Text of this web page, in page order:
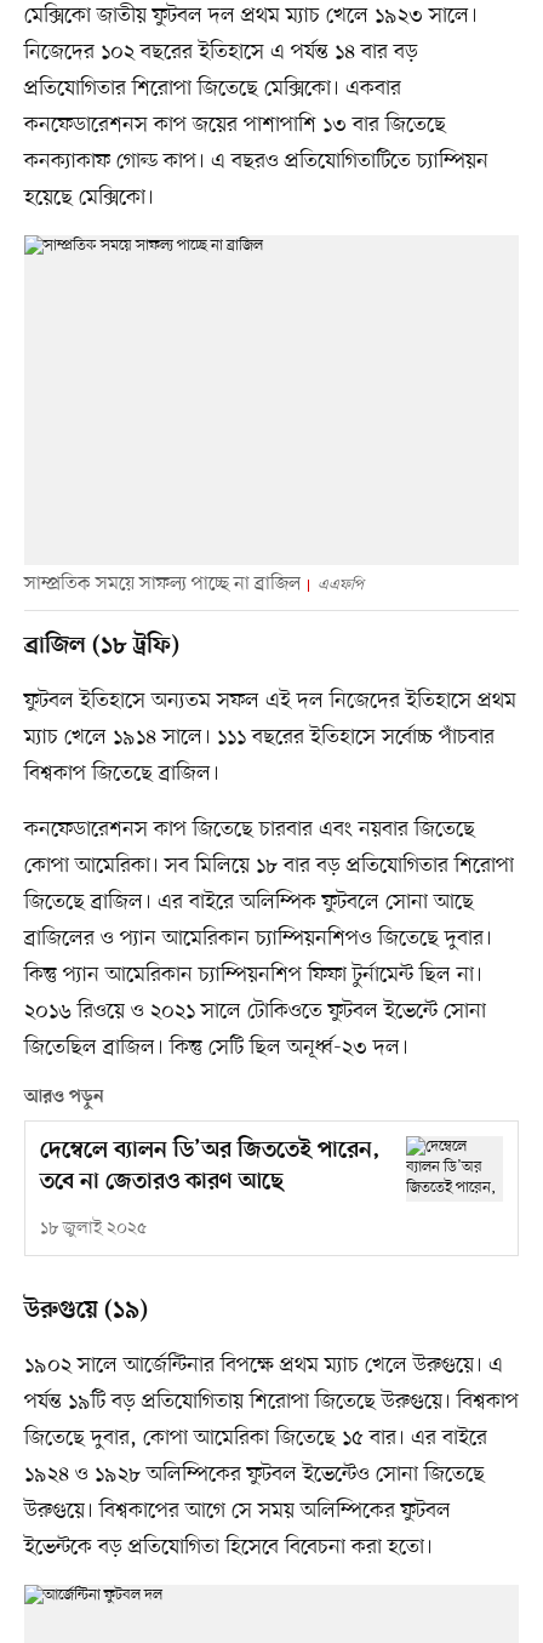
মেক্সিকো জাতীয় ফুটবল দল প্রথম ম্যাচ খেলে ১৯২৩ সালে।
নিজেদের ১০২ বছরের ইতিহাসে এ পর্যন্ত ১৪ বার বড়
প্রতিযোগিতার শিরোপা জিতেছে মেক্সিকো। একবার
কনফেডারেশনস কাপ জয়ের পাশাপাশি ১৩ বার জিতেছে
কনক্যাকাফ গোল্ড কাপ। এ বছরও প্রতিযোগিতাটিতে চ্যাম্পিয়ন
হয়েছে মেক্সিকো।
সাম্প্রতিক সময়ে সাফল্য পাচ্ছে না ব্রাজিল এএফপি
ব্রাজিল (১৮ ট্রফি)
ফুটবল ইতিহাসে অন্যতম সফল এই দল নিজেদের ইতিহাসে প্রথম
ম্যাচ খেলে ১৯১৪ সালে। ১১১ বছরের ইতিহাসে সর্বোচ্চ পাঁচবার
বিশ্বকাপ জিতেছে ব্রাজিল।
কনফেডারেশনস কাপ জিতেছে চারবার এবং নয়বার জিতেছে
কোপা আমেরিকা। সব মিলিয়ে ১৮ বার বড় প্রতিযোগিতার শিরোপা
জিতেছে ব্রাজিল। এর বাইরে অলিম্পিক ফুটবলে সোনা আছে
ব্রাজিলের ও প্যান আমেরিকান চ্যাম্পিয়নশিপও জিতেছে দুবার।
কিন্তু প্যান আমেরিকান চ্যাম্পিয়নশিপ ফিফা টুর্নামেন্ট ছিল না।
২০১৬ রিওয়ে ও ২০২১ সালে টোকিওতে ফুটবল ইভেন্টে সোনা
জিতেছিল ব্রাজিল। কিন্তু সেটি ছিল অনূর্ধ্ব-২৩ দল।
আরও পড়ুন
দেম্বেলে ব্যালন ডি’অর জিততেই পারেন,
তবে না জেতারও কারণ আছে
১৮ জুলাই ২০২৫
উরুগুয়ে (১৯)
১৯০২ সালে আর্জেন্টিনার বিপক্ষে প্রথম ম্যাচ খেলে উরুগুয়ে। এ
পর্যন্ত ১৯টি বড় প্রতিযোগিতায় শিরোপা জিতেছে উরুগুয়ে। বিশ্বকাপ
জিতেছে দুবার, কোপা আমেরিকা জিতেছে ১৫ বার। এর বাইরে
১৯২৪ ও ১৯২৮ অলিম্পিকের ফুটবল ইভেন্টেও সোনা জিতেছে
উরুগুয়ে। বিশ্বকাপের আগে সে সময় অলিম্পিকের ফুটবল
ইভেন্টকে বড় প্রতিযোগিতা হিসেবে বিবেচনা করা হতো।